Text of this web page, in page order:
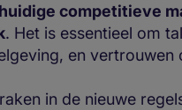
competitieve
. Het is essentieel om
en vertrouwen
in de nieuwe